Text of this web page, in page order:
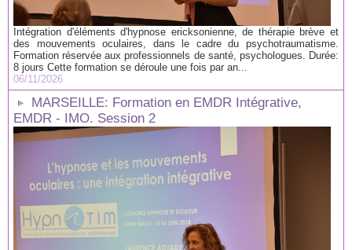
Intégration d'éléments d'hypnose ericksonienne, de thérapie brève et
des mouvements oculaires, dans le cadre du psychotraumatisme.
Formation réservée aux professionnels de santé, psychologues. Durée:
8 jours Cette formation se déroule une fois par an...
06/11/2026
MARSEILLE: Formation en EMDR Intégrative,
EMDR - IMO. Session 2